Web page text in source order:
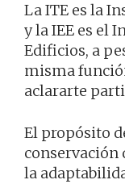
La ITE es la
y la IEE es el
Edificios, a
misma
aclararte
El propósito
conservación
la